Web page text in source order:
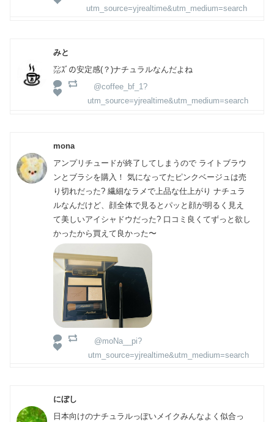
utm_source=yjrealtime&utm_medium=search
みと
㍇ｽﾞの安定感(？)ナチュラルなんだよね
@coffee_bf_1?
utm_source=yjrealtime&utm_medium=search
mona
アンプリチュードが終了してしまうので ライトブラウ
ンとブラシを購入！ 気になってたピンクベージュは売
り切れだった? 繊細なラメで上品な仕上がり ナチュラ
ルなんだけど、顔全体で見るとパッと顔が明るく見え
て美しいアイシャドウだった? 口コミ良くてずっと欲し
かったから買えて良かった〜
@moNa__pi?
utm_source=yjrealtime&utm_medium=search
にぼし
日本向けのナチュラルっぽいメイクみんなよく似合っ